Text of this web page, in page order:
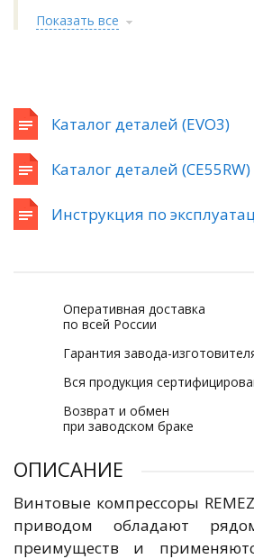
Показать все
Каталог деталей (EVO3)
Каталог деталей (CE55RW)
Инструкция по
Оперативная доставка
по всей России
Гарантия завода-
Вся продукция
Возврат и обмен
при заводском браке
ОПИСАНИЕ
Винтовые компрессоры
приводом обладают
преимуществ и